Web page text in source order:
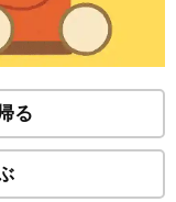
る